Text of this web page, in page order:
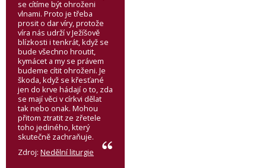
se cítíme být ohroženi
vlnami. Proto je třeba
prosit o dar víry, protože
víra nás udrží v Ježíšově
blízkosti i tenkrát, když se
bude všechno hroutit,
kymácet a my se právem
budeme cítit ohroženi. Je
škoda, když se křesťané
jen do krve hádají o to, zda
se mají věci v církvi dělat
tak nebo onak. Mohou
přitom ztratit ze zřetele
toho jediného, který
skutečně zachraňuje.
Zdroj: Nedělní liturgie